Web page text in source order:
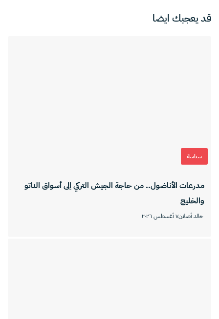
قد يعجبك ايضا
سياسة
مدرعات الأناضول.. من حاجة الجيش التركي إلى أسواق الناتو
والخليج
خالد أصلان٧ أغسطس ٢٠٢٦